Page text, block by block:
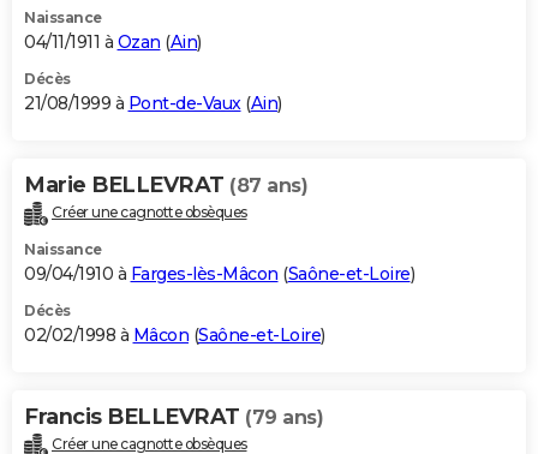
Naissance
04/11/1911 à Ozan (Ain)
Décès
21/08/1999 à Pont-de-Vaux(Ain)
Marie BELLEVRAT (87 ans)
Créer une cagnotte obsèques
Naissance
09/04/1910 à Farges-lès-Mâcon (Saône-et-Loire)
Décès
02/02/1998 à Mâcon (Saône-et-Loire)
Francis BELLEVRAT (79 ans)
Créer une cagnotte obsèques